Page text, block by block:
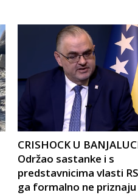
CRISHOCK U
Održao sastanke i s
predstavnicima vlasti
ga formalno ne priznaju